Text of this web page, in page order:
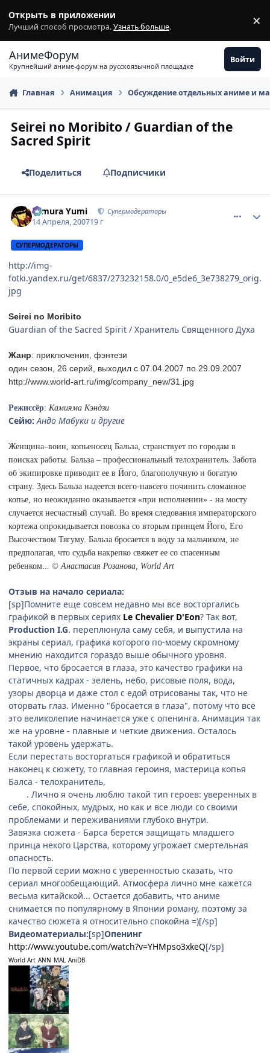
Открыть в приложении
Лучший способ просмотра.Узнать больше. ×
АнимеФорум
Крупнейший аниме-форум на русскоязычной площадке
Войти
Главная Анимация Обсуждение отдельных аниме и
Seirei no Moribito / Guardian of the
Sacred Spirit
Поделиться Подписчики
Himura Yumi Супермодераторы
14 Апреля, 200719 г
СУПЕРМОДЕРАТОРЫ
http://img-
fotki.yandex.ru/get/6837/273232158.0/0_e5de6_3e738279_orig.
jpg
Seirei no Moribito
Guardian of the Sacred Spirit / Хранитель Священного Духа
Жанр: приключения, фэнтези
один сезон, 26 серий, выходил с 07.04.2007 по 29.09.2007
http://www.world-art.ru/img/company_new/31.jpg
Режиссёр: Камияма Кэндзи
Сейю:Андо Мабуки и другие
Женщина–воин, копьеносец Бальза, странствует по городам в
поисках работы. Бальза – профессиональный телохранитель. Забота
об экипировке приводит ее в Його, благополучную и богатую
страну. Здесь Бальза надеется всего-навсего починить сломанное
копье, но неожиданно оказывается «при исполнении» - на мосту
случается несчастный случай. Во время следования императорского
кортежа опрокидывается повозка со вторым принцем Його, Его
Высочеством Тягуму. Бальза бросается в воду за мальчиком, не
предполагая, что судьба накрепко свяжет ее со спасенным
ребенком... © Анастасия Розанова, World Art
Отзыв на начало сериала:
[sp]Помните еще совсем недавно мы все восторгались
графикой в первых сериях Le Chevalier D'Eon? Так вот,
Production I.G. переплюнула саму себя, и выпустила на
экраны сериал, графика которого по-моему скромному
мнению находится гораздо выше обычного уровня.
Первое, что бросается в глаза, это качество графики на
статичных кадрах - зелень, небо, рисовые поля, вода,
узоры дворца и даже стол с едой отрисованы так, что не
оторвать глаз. Именно "бросается в глаза", потому что все
это великолепие начинается уже с опенинга. Анимация так
же на уровне - плавные и четкие движения. Осталось
такой уровень удержать.
Если перестать восторгаться графикой и обратиться
наконец к сюжету, то главная героиня, мастерица копья
Балса - телохранитель,
. Лично я очень люблю такой тип героев: уверенных в
себе, спокойных, мудрых, но как и все люди со своими
проблемами и переживаниями глубоко внутри.
Завязка сюжета - Барса берется защищать младшего
принца некого Царства, которому угрожает смертельная
опасность.
По первой серии можно с уверенностью сказать, что
сериал многообещающий. Атмосфера лично мне кажется
весьма китайской... Остается добавить, что аниме
снимается по популярному в Японии роману, поэтому за
качество сюжета я относительно спокойна =)[/sp]
Видеоматериалы:[sp]Опенинг
http://www.youtube.com/watch?v=YHMpso3xkeQ[/sp]
World Art ANN MAL AniDB